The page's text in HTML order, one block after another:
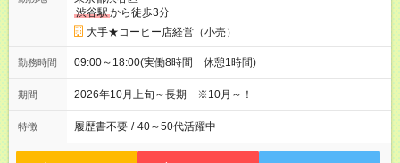
渋谷駅から徒歩3分
大手★コーヒー店経営（小売）
勤務時間 09:00～18:00(実働8時間 休憩1時間)
期間 2026年10月上旬～長期 ※10月～！
特徴 履歴書不要 / 40～50代活躍中